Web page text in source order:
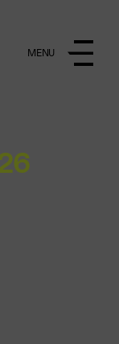
MENU